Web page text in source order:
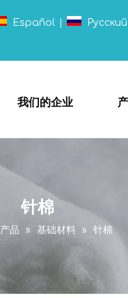
Español Pусский
我们的企业
针棉
产品 » 基础材料 » 针棉